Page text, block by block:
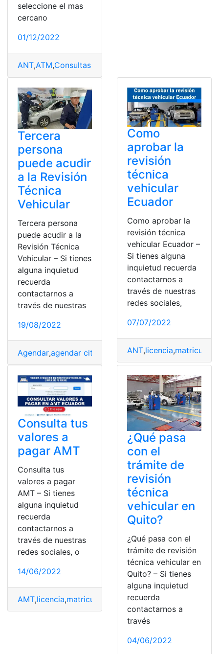
seleccione el mas
cercano
01/12/2022
ANT,ATM,Consultas Online
Tercera
persona
puede acudir
a la Revisión
Técnica
Vehicular
Tercera persona
puede acudir a la
Revisión Técnica
Vehicular – Si tienes
alguna inquietud
recuerda
contactarnos a
través de nuestras
19/08/2022
Agendar,agendar citas revisión vehícular,Usuario,
Como
aprobar la
revisión
técnica
vehicular
Ecuador
Como aprobar la
revisión técnica
vehicular Ecuador –
Si tienes alguna
inquietud recuerda
contactarnos a
través de nuestras
redes sociales,
07/07/2022
ANT,licencia,matricula
Consulta tus
valores a
pagar AMT
Consulta tus
valores a pagar
AMT – Si tienes
alguna inquietud
recuerda
contactarnos a
través de nuestras
redes sociales, o
14/06/2022
AMT,licencia,matricula ,placa,revisión vehícular
¿Qué pasa
con el
trámite de
revisión
técnica
vehicular en
Quito?
¿Qué pasa con el
trámite de revisión
técnica vehicular en
Quito? – Si tienes
alguna inquietud
recuerda
contactarnos a
través
04/06/2022